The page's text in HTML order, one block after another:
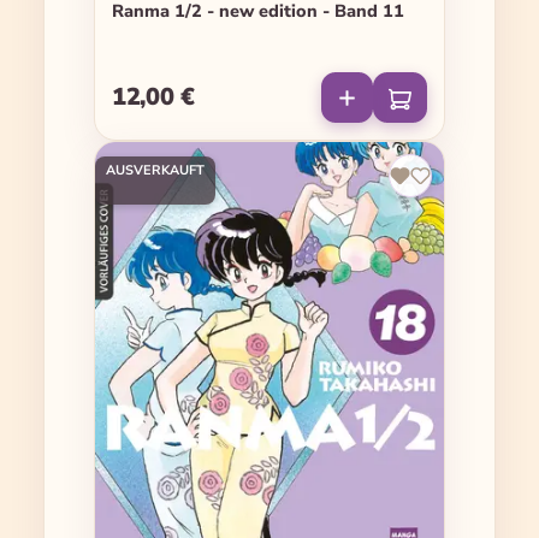
Ranma 1/2 - new edition - Band 11
Regulärer Preis:
12,00 €
AUSVERKAUFT